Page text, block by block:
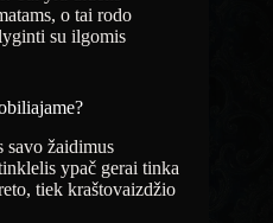
o tai rodo
su ilgomis
savo žaidimus
ypač gerai tinka
tiek kraštovaizdžio